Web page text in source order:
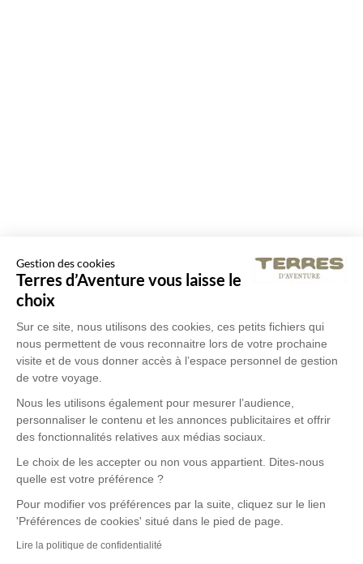
Gestion des cookies
Terres d’Aventure vous laisse le
choix
Sur ce site, nous utilisons des cookies, ces petits fichiers qui
nous permettent de vous reconnaitre lors de votre prochaine
visite et de vous donner accès à l’espace personnel de gestion
de votre voyage.
Nous les utilisons également pour mesurer l’audience,
personnaliser le contenu et les annonces publicitaires et offrir
des fonctionnalités relatives aux médias sociaux.
Le choix de les accepter ou non vous appartient. Dites-nous
quelle est votre préférence ?
Pour modifier vos préférences par la suite, cliquez sur le lien
'Préférences de cookies' situé dans le pied de page.
Lire la politique de confidentialité